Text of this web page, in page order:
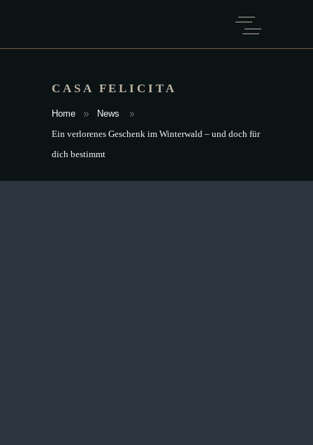
CASA FELICITA
Home
News
Ein verlorenes Geschenk im Winterwald – und doch für
dich bestimmt